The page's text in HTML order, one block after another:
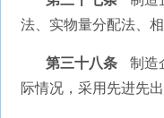
法、实物量分配法、
第三十八条
制造
际情况，采用先进先